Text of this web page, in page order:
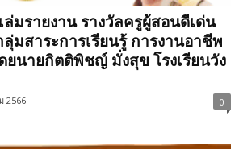
มรายงาน รางวัลครูผู้สอนดีเด่น
มสาระการเรียนรู้ การงานอาชีพ
นายกิตติพิชญ์ มั่งสุข โรงเรียนวัง
2566 0